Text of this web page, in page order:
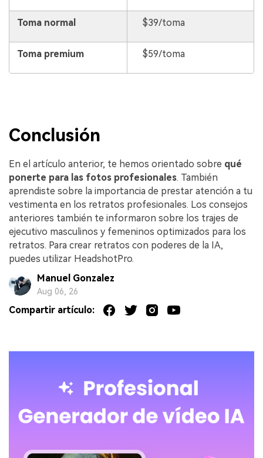
Toma normal $39/toma
Toma premium $59/toma
Conclusión
En el artículo anterior, te hemos orientado sobre qué
ponerte para las fotos profesionales. También
aprendiste sobre la importancia de prestar atención a tu
vestimenta en los retratos profesionales. Los consejos
anteriores también te informaron sobre los trajes de
ejecutivo masculinos y femeninos optimizados para los
retratos. Para crear retratos con poderes de la IA,
puedes utilizar HeadshotPro.
Manuel Gonzalez
Aug 06, 26
Compartir artículo: